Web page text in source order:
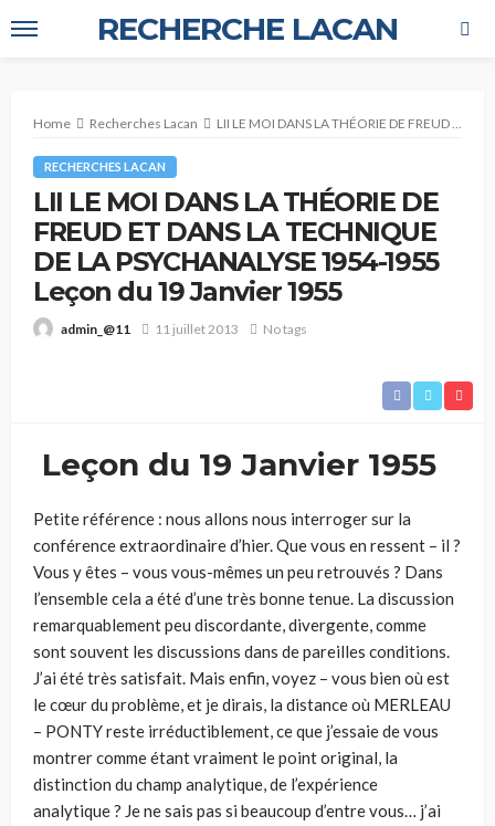
RECHERCHE LACAN
Home Recherches Lacan LII LE MOI DANS LA THÉORIE DE FREUD ET DANS LA TECHNIQUE DE LA PSYCHANALYSE 1954-1955 Leçon du 19 Janvier 1955
RECHERCHES LACAN
LII LE MOI DANS LA THÉORIE DE
FREUD ET DANS LA TECHNIQUE
DE LA PSYCHANALYSE 1954-1955
Leçon du 19 Janvier 1955
admin_@11 11 juillet 2013 No tags
Leçon du 19 Janvier 1955
Petite référence : nous allons nous interroger sur la
conférence extraordi­naire d’hier. Que vous en ressent – il ?
Vous y êtes – vous vous-mêmes un peu retrouvés ? Dans
l’ensemble cela a été d’une très bonne tenue. La discussion
remarquablement peu discordante, divergente, comme
sont souvent les dis­cussions dans de pareilles conditions.
J’ai été très satisfait. Mais enfin, voyez – vous bien où est
le cœur du problème, et je dirais, la distance où MERLEAU
– PONTY reste irréductiblement, ce que j’essaie de vous
montrer comme étant vraiment le point original, la
distinction du champ analytique, de l’expérience
analytique ? Je ne sais pas si beaucoup d’entre vous… j’ai